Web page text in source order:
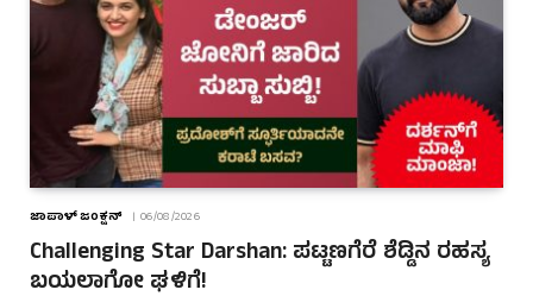
ಜಾಪಾಳ್ ಜಂಕ್ಷನ್ 06/08/2026
Challenging Star Darshan: ಪಟ್ಟಣಗೆರೆ ಶೆಡ್ಡಿನ ರಹಸ್ಯ
ಬಯಲಾಗೋ ಘಳಿಗೆ!